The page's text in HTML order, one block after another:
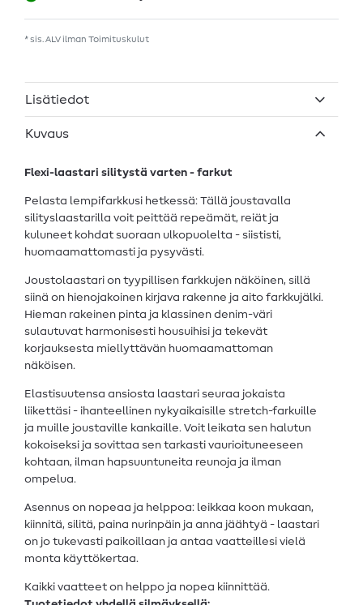
* sis. ALV ilman Toimituskulut
Lisätiedot
Kuvaus
Flexi-laastari silitystä varten - farkut
Pelasta lempifarkkusi hetkessä: Tällä joustavalla
silityslaastarilla voit peittää repeämät, reiät ja
kuluneet kohdat suoraan ulkopuolelta - siististi,
huomaamattomasti ja pysyvästi.
Joustolaastari on tyypillisen farkkujen näköinen, sillä
siinä on hienojakoinen kirjava rakenne ja aito farkkujälki.
Hieman rakeinen pinta ja klassinen denim-väri
sulautuvat harmonisesti housuihisi ja tekevät
korjauksesta miellyttävän huomaamattoman
näköisen.
Elastisuutensa ansiosta laastari seuraa jokaista
liikettäsi - ihanteellinen nykyaikaisille stretch-farkuille
ja muille joustaville kankaille. Voit leikata sen halutun
kokoiseksi ja sovittaa sen tarkasti vaurioituneeseen
kohtaan, ilman hapsuuntuneita reunoja ja ilman
ompelua.
Asennus on nopeaa ja helppoa: leikkaa koon mukaan,
kiinnitä, silitä, paina nurinpäin ja anna jäähtyä - laastari
on jo tukevasti paikoillaan ja antaa vaatteillesi vielä
monta käyttökertaa.
Kaikki vaatteet on helppo ja nopea kiinnittää.